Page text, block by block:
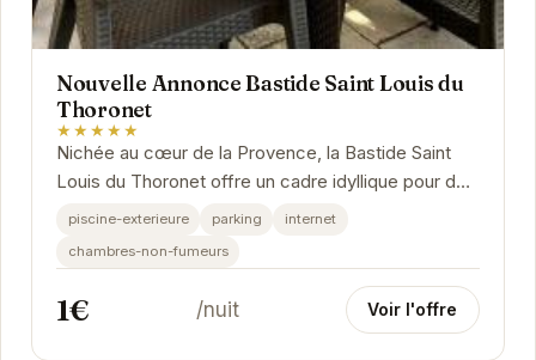
Nouvelle Annonce Bastide Saint Louis du
Thoronet
★★★★★
Nichée au cœur de la Provence, la Bastide Saint
Louis du Thoronet offre un cadre idyllique pour des
vacances reposantes.
piscine-exterieure parking
internet
chambres-non-fumeurs
1€ /nuit Voir l'offre